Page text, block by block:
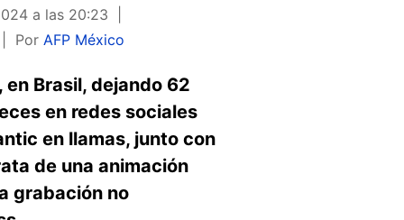
a las 20:23
PorAFP México
Brasil, dejando 62
en redes sociales
en llamas, junto con
de una animación
grabación no